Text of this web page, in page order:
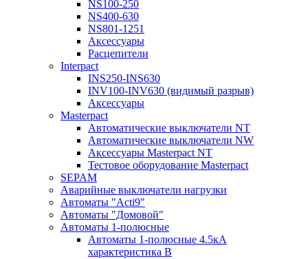
NS100-250
NS400-630
NS801-1251
Аксессуары
Расцепители
Interpact
INS250-INS630
INV100-INV630 (видимый разрыв)
Аксессуары
Masterpact
Автоматические выключатели NT
Автоматические выключатели NW
Аксессуары Masterpact NT
Тестовое оборудование Masterpact
SEPAM
Аварийные выключатели нагрузки
Автоматы "Acti9"
Автоматы "Домовой"
Автоматы 1-полюсные
Автоматы 1-полюсные 4.5кА
характеристика В